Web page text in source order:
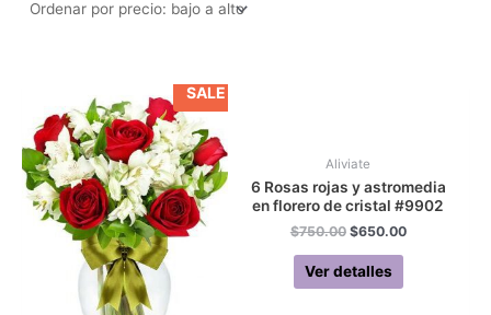
SALE
Aliviate
6 Rosas rojas y astromedia
en florero de cristal #9902
$750.00 Original
was:
$750.00.
$650.00Current
Ver detalles